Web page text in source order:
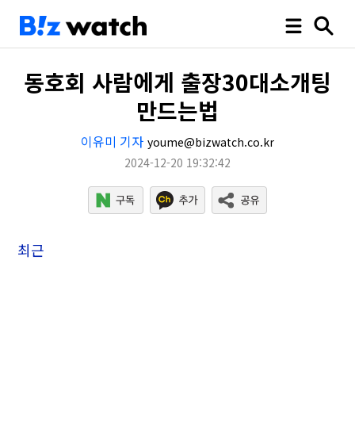
동호회 사람에게 출장30대소개팅
만드는법
이유미 기자 youme@bizwatch.co.kr
2024-12-20 19:32:42
최근